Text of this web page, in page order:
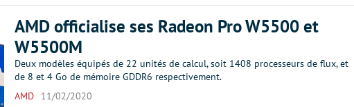
AMD officialise ses Radeon Pro W5500 et
W5500M
Deux modèles équipés de 22 unités de calcul, soit 1408 processeurs de flux, et
de 8 et 4 Go de mémoire GDDR6 respectivement.
AMD
11/02/2020